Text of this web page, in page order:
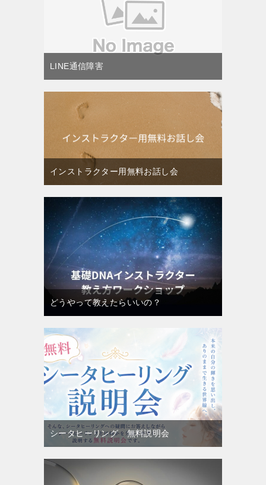
LINE通信障害
インストラクター用無料お話し会
どうやって教えたらいいの？
シータヒーリング 無料説明会